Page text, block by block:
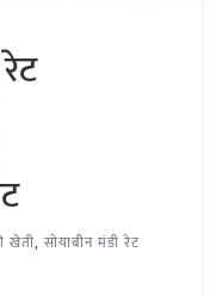
खेती, सोयाबीन मंडी रेट